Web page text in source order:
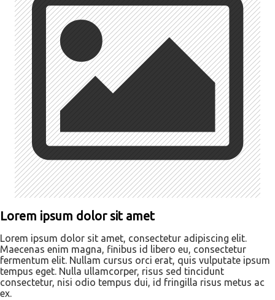
Lorem ipsum dolor sit amet
Lorem ipsum dolor sit amet, consectetur adipiscing elit.
Maecenas enim magna, finibus id libero eu, consectetur
fermentum elit. Nullam cursus orci erat, quis vulputate ipsum
tempus eget. Nulla ullamcorper, risus sed tincidunt
consectetur, nisi odio tempus dui, id fringilla risus metus ac
ex.